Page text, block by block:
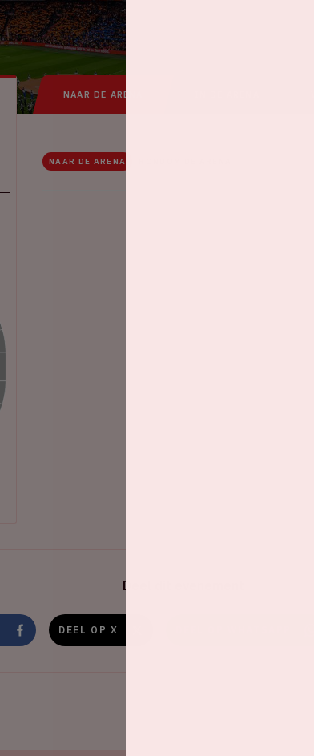
NAAR DE ARENA
NAAR DE ARENA
Deel dit evenement
DEEL OP X